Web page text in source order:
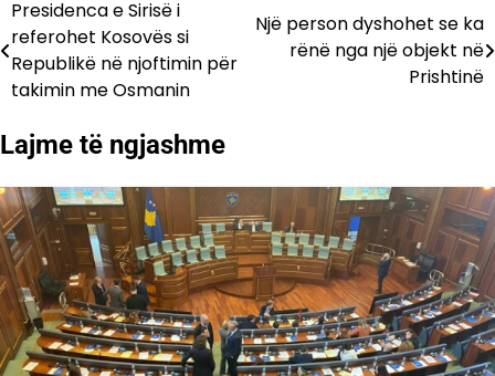
Lëvizje
te
postimet
Presidenca e Sirisë i
referohet Kosovës si
Republikë në njoftimin për
takimin me Osmanin
Një person dyshohet se ka
rënë nga një objekt në
Prishtinë
Lajme të ngjashme